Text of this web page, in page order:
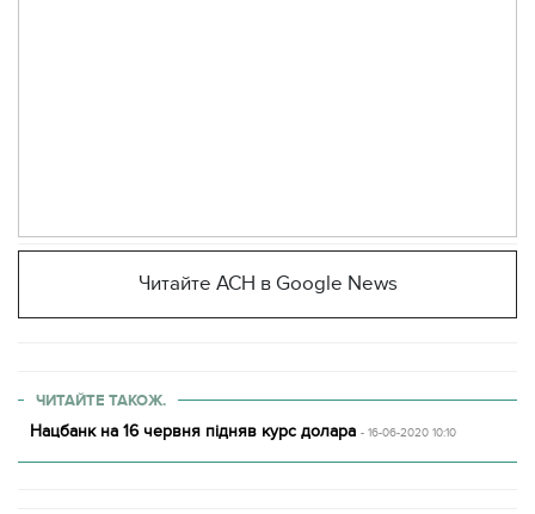
Читайте АСН в Google News
ЧИТАЙТЕ ТАКОЖ.
Нацбанк на 16 червня підняв курс долара - 16-06-2020 10:10